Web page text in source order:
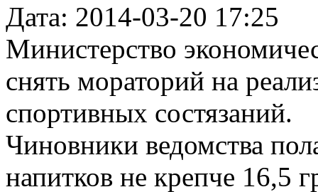
Дата: 2014-03-20 17:25
Министерство
снять мораторий на
спортивных состязаний.
Чиновники ведомства
напитков не крепче 16,5